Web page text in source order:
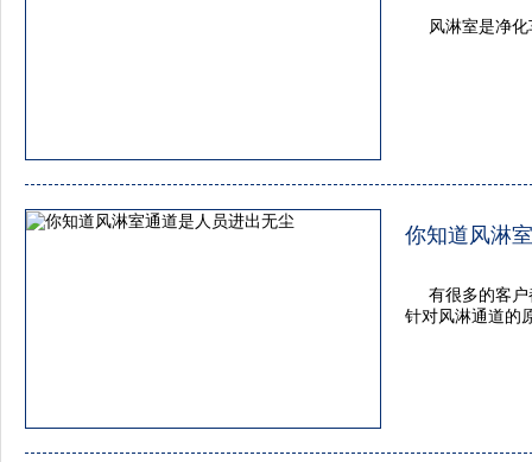
风淋室是净
你知道风淋
有很多的客
针对风淋通道的